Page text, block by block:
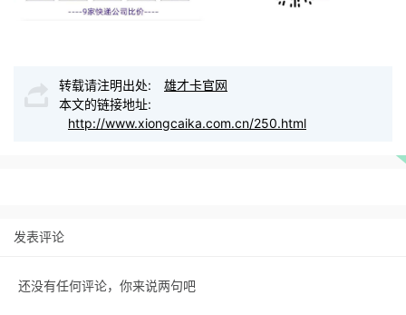
转载请注明出处:
雄才卡官网
本文的链接地址:
http://www.xiongcaika.com.cn/250.html
发表评论
还没有任何评论，你来说两句吧